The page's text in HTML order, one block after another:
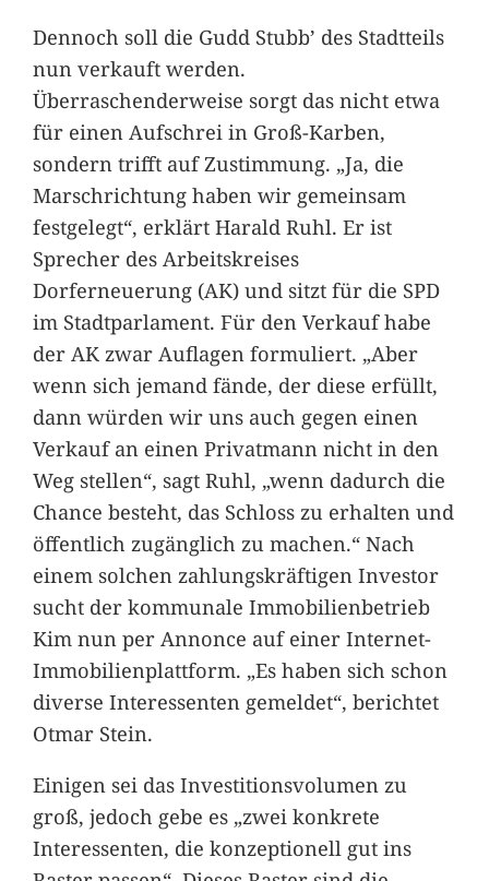
Dennoch soll die Gudd Stubb’ des Stadtteils
nun verkauft werden.
Überraschenderweise sorgt das nicht etwa
für einen Aufschrei in Groß-Karben,
sondern trifft auf Zustimmung. „Ja, die
Marschrichtung haben wir gemeinsam
festgelegt“, erklärt Harald Ruhl. Er ist
Sprecher des Arbeitskreises
Dorferneuerung (AK) und sitzt für die SPD
im Stadtparlament. Für den Verkauf habe
der AK zwar Auflagen formuliert. „Aber
wenn sich jemand fände, der diese erfüllt,
dann würden wir uns auch gegen einen
Verkauf an einen Privatmann nicht in den
Weg stellen“, sagt Ruhl, „wenn dadurch die
Chance besteht, das Schloss zu erhalten und
öffentlich zugänglich zu machen.“ Nach
einem solchen zahlungskräftigen Investor
sucht der kommunale Immobilienbetrieb
Kim nun per Annonce auf einer Internet-
Immobilienplattform. „Es haben sich schon
diverse Interessenten gemeldet“, berichtet
Otmar Stein.
Einigen sei das Investitionsvolumen zu
groß, jedoch gebe es „zwei konkrete
Interessenten, die konzeptionell gut ins